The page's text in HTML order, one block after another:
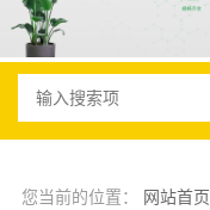
您当前的位置： 网站首页